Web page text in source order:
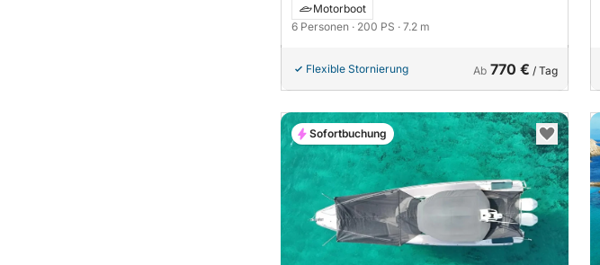
Motorboot
6 Personen · 200 PS · 7.2 m
Flexible Stornierung Ab 770 € / Tag
Sofortbuchung